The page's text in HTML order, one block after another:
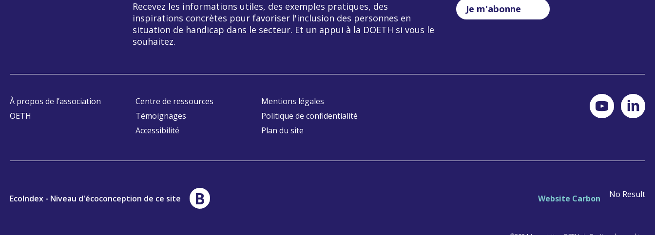
Recevez les informations utiles, des exemples pratiques, des
inspirations concrètes pour favoriser l'inclusion des personnes en
situation de handicap dans le secteur. Et un appui à la DOETH si vous le
souhaitez.
Je m'abonne
À propos de l’association
OETH
Centre de ressources
Témoignages
Accessibilité
Mentions légales
Politique de confidentialité
Plan du site
EcoIndex - Niveau d'écoconception de ce site B Website Carbon No Result